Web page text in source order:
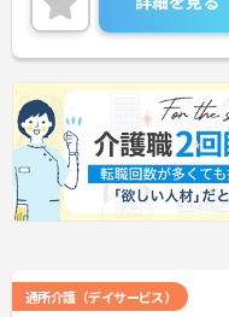
就業は18:00までです。勤
時間も充実させることが
ご興味のある方には、面
に詳細をご案内しますの
い！
通所介護（デイサービス）